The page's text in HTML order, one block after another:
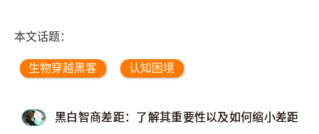
本文话题：
生物穿越黑客 认知困境
黑白智商差距：了解其重要性以及如何缩小差距